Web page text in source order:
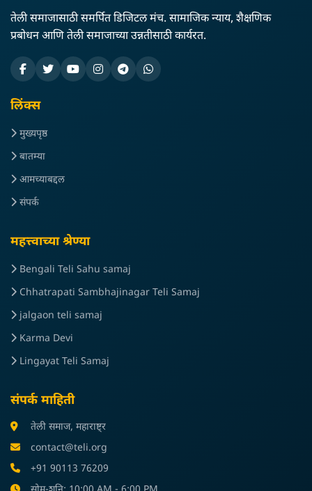
तेली समाजासाठी समर्पित डिजिटल मंच. सामाजिक न्याय, शैक्षणिक
प्रबोधन आणि तेली समाजाच्या उन्नतीसाठी कार्यरत.
लिंक्स
मुख्यपृष्ठ
बातम्या
आमच्याबद्दल
संपर्क
महत्त्वाच्या श्रेण्या
Bengali Teli Sahu samaj
Chhatrapati Sambhajinagar Teli Samaj
jalgaon teli samaj
Karma Devi
Lingayat Teli Samaj
संपर्क माहिती
तेली समाज, महाराष्ट्र
contact@teli.org
+91 90113 76209